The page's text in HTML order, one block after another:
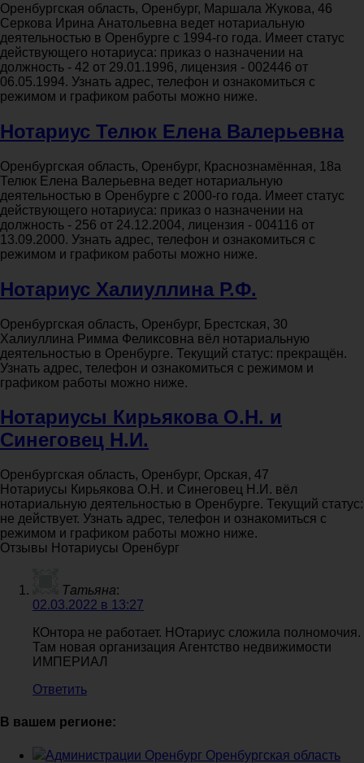
Оренбургская область, Оренбург, Маршала Жукова, 46
Серкова Ирина Анатольевна ведет нотариальную
деятельностью в Оренбурге с 1994-го года. Имеет статус
действующего нотариуса: приказ о назначении на
должность - 42 от 29.01.1996, лицензия - 002446 от
06.05.1994. Узнать адрес, телефон и ознакомиться с
режимом и графиком работы можно ниже.
Нотариус Телюк Елена Валерьевна
Оренбургская область, Оренбург, Краснознамённая, 18а
Телюк Елена Валерьевна ведет нотариальную
деятельностью в Оренбурге с 2000-го года. Имеет статус
действующего нотариуса: приказ о назначении на
должность - 256 от 24.12.2004, лицензия - 004116 от
13.09.2000. Узнать адрес, телефон и ознакомиться с
режимом и графиком работы можно ниже.
Нотариус Халиуллина Р.Ф.
Оренбургская область, Оренбург, Брестская, 30
Халиуллина Римма Феликсовна вёл нотариальную
деятельностью в Оренбурге. Текущий статус: прекращён.
Узнать адрес, телефон и ознакомиться с режимом и
графиком работы можно ниже.
Нотариусы Кирьякова О.Н. и
Синеговец Н.И.
Оренбургская область, Оренбург, Орская, 47
Нотариусы Кирьякова О.Н. и Синеговец Н.И. вёл
нотариальную деятельностью в Оренбурге. Текущий статус:
не действует. Узнать адрес, телефон и ознакомиться с
режимом и графиком работы можно ниже.
Отзывы Нотариусы Оренбург
Татьяна:
02.03.2022 в 13:27
КОнтора не работает. НОтариус сложила полномочия.
Там новая организация Агентство недвижимости
ИМПЕРИАЛ
Ответить
В вашем регионе:
Администрации Оренбург Оренбургская область